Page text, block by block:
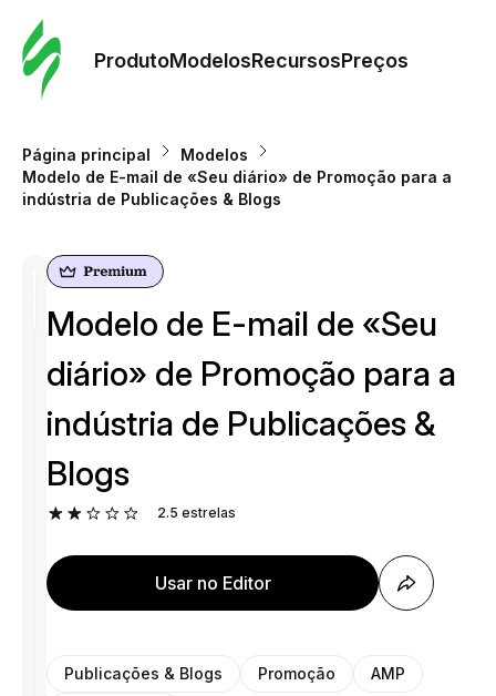
ProdutoModelosRecursosPreços
Página principal
Modelos
Modelo de E-mail de «Seu diário» de Promoção para a
indústria de Publicações & Blogs
Modelo de E-mail de «Seu
diário» de Promoção para a
indústria de Publicações &
Blogs
2.5 estrelas
Usar no Editor
Publicações & Blogs Promoção
AMP